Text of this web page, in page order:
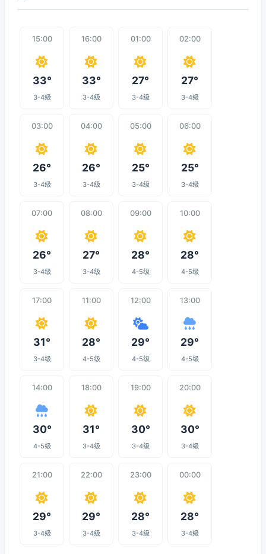
15:00
33°
3-4级
16:00
33°
3-4级
01:00
27°
3-4级
02:00
27°
3-4级
03:00
26°
3-4级
04:00
26°
3-4级
05:00
25°
3-4级
06:00
25°
3-4级
07:00
26°
3-4级
08:00
27°
3-4级
09:00
28°
4-5级
10:00
28°
4-5级
17:00
31°
3-4级
11:00
28°
4-5级
12:00
29°
4-5级
13:00
29°
4-5级
14:00
30°
4-5级
18:00
31°
3-4级
19:00
30°
3-4级
20:00
30°
3-4级
21:00
29°
3-4级
22:00
29°
3-4级
23:00
28°
3-4级
00:00
28°
3-4级